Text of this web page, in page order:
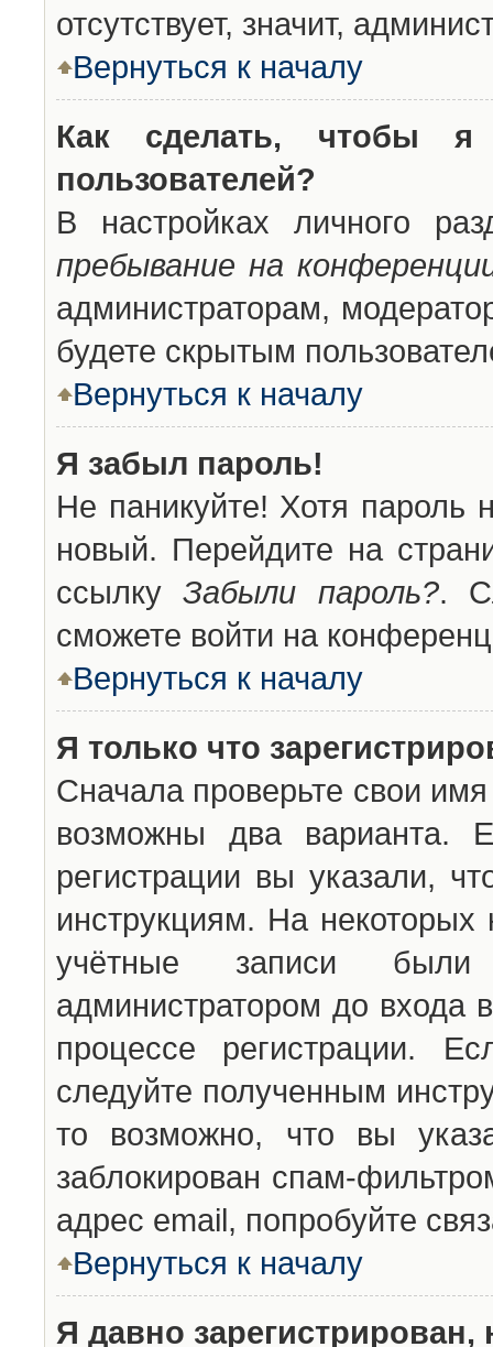
отсутствует, значит,
Вернуться к началу
Как сделать, чтобы
пользователей?
В настройках личного
пребывание на
администраторам,
будете скрытым
Вернуться к началу
Я забыл пароль!
Не паникуйте! Хотя пароль
новый. Перейдите на
ссылкуЗабыли пароль?.
сможете войти на
Вернуться к началу
Я только что
Сначала проверьте свои
возможны два варианта.
регистрации вы указали,
инструкциям. На
учётные записи были
администратором до входа
процессе регистрации.
следуйте полученным
то возможно, что вы
заблокирован спам-
адрес email, попробуйте
Вернуться к началу
Я давно